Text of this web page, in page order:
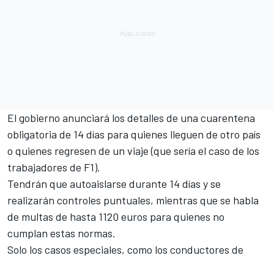
El gobierno anunciará los detalles de una cuarentena
obligatoria de 14 días para quienes lleguen de otro país
o quienes regresen de un viaje (que sería el caso de los
trabajadores de F1).
Tendrán que autoaislarse durante 14 días y se
realizarán controles puntuales, mientras que se habla
de multas de hasta 1120 euros para quienes no
cumplan estas normas.
Solo los casos especiales, como los conductores de